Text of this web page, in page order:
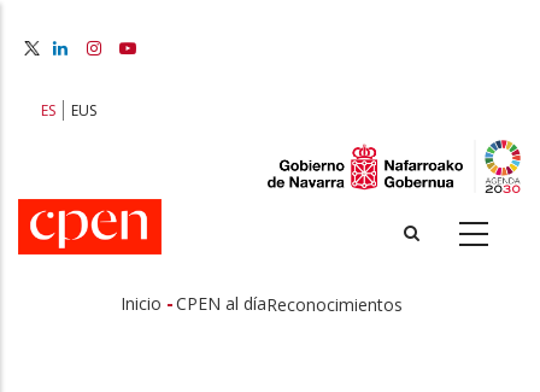
principal
ES EUS
Inicio -CPEN al díaReconocimientos